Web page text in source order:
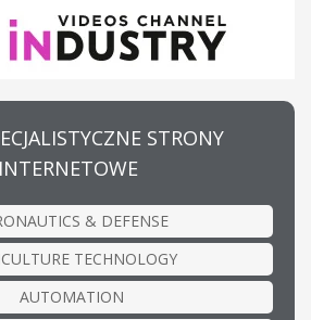
STRONY
INTERNETOWE
& DEFENSE
TECHNOLOGY
AUTOMATION